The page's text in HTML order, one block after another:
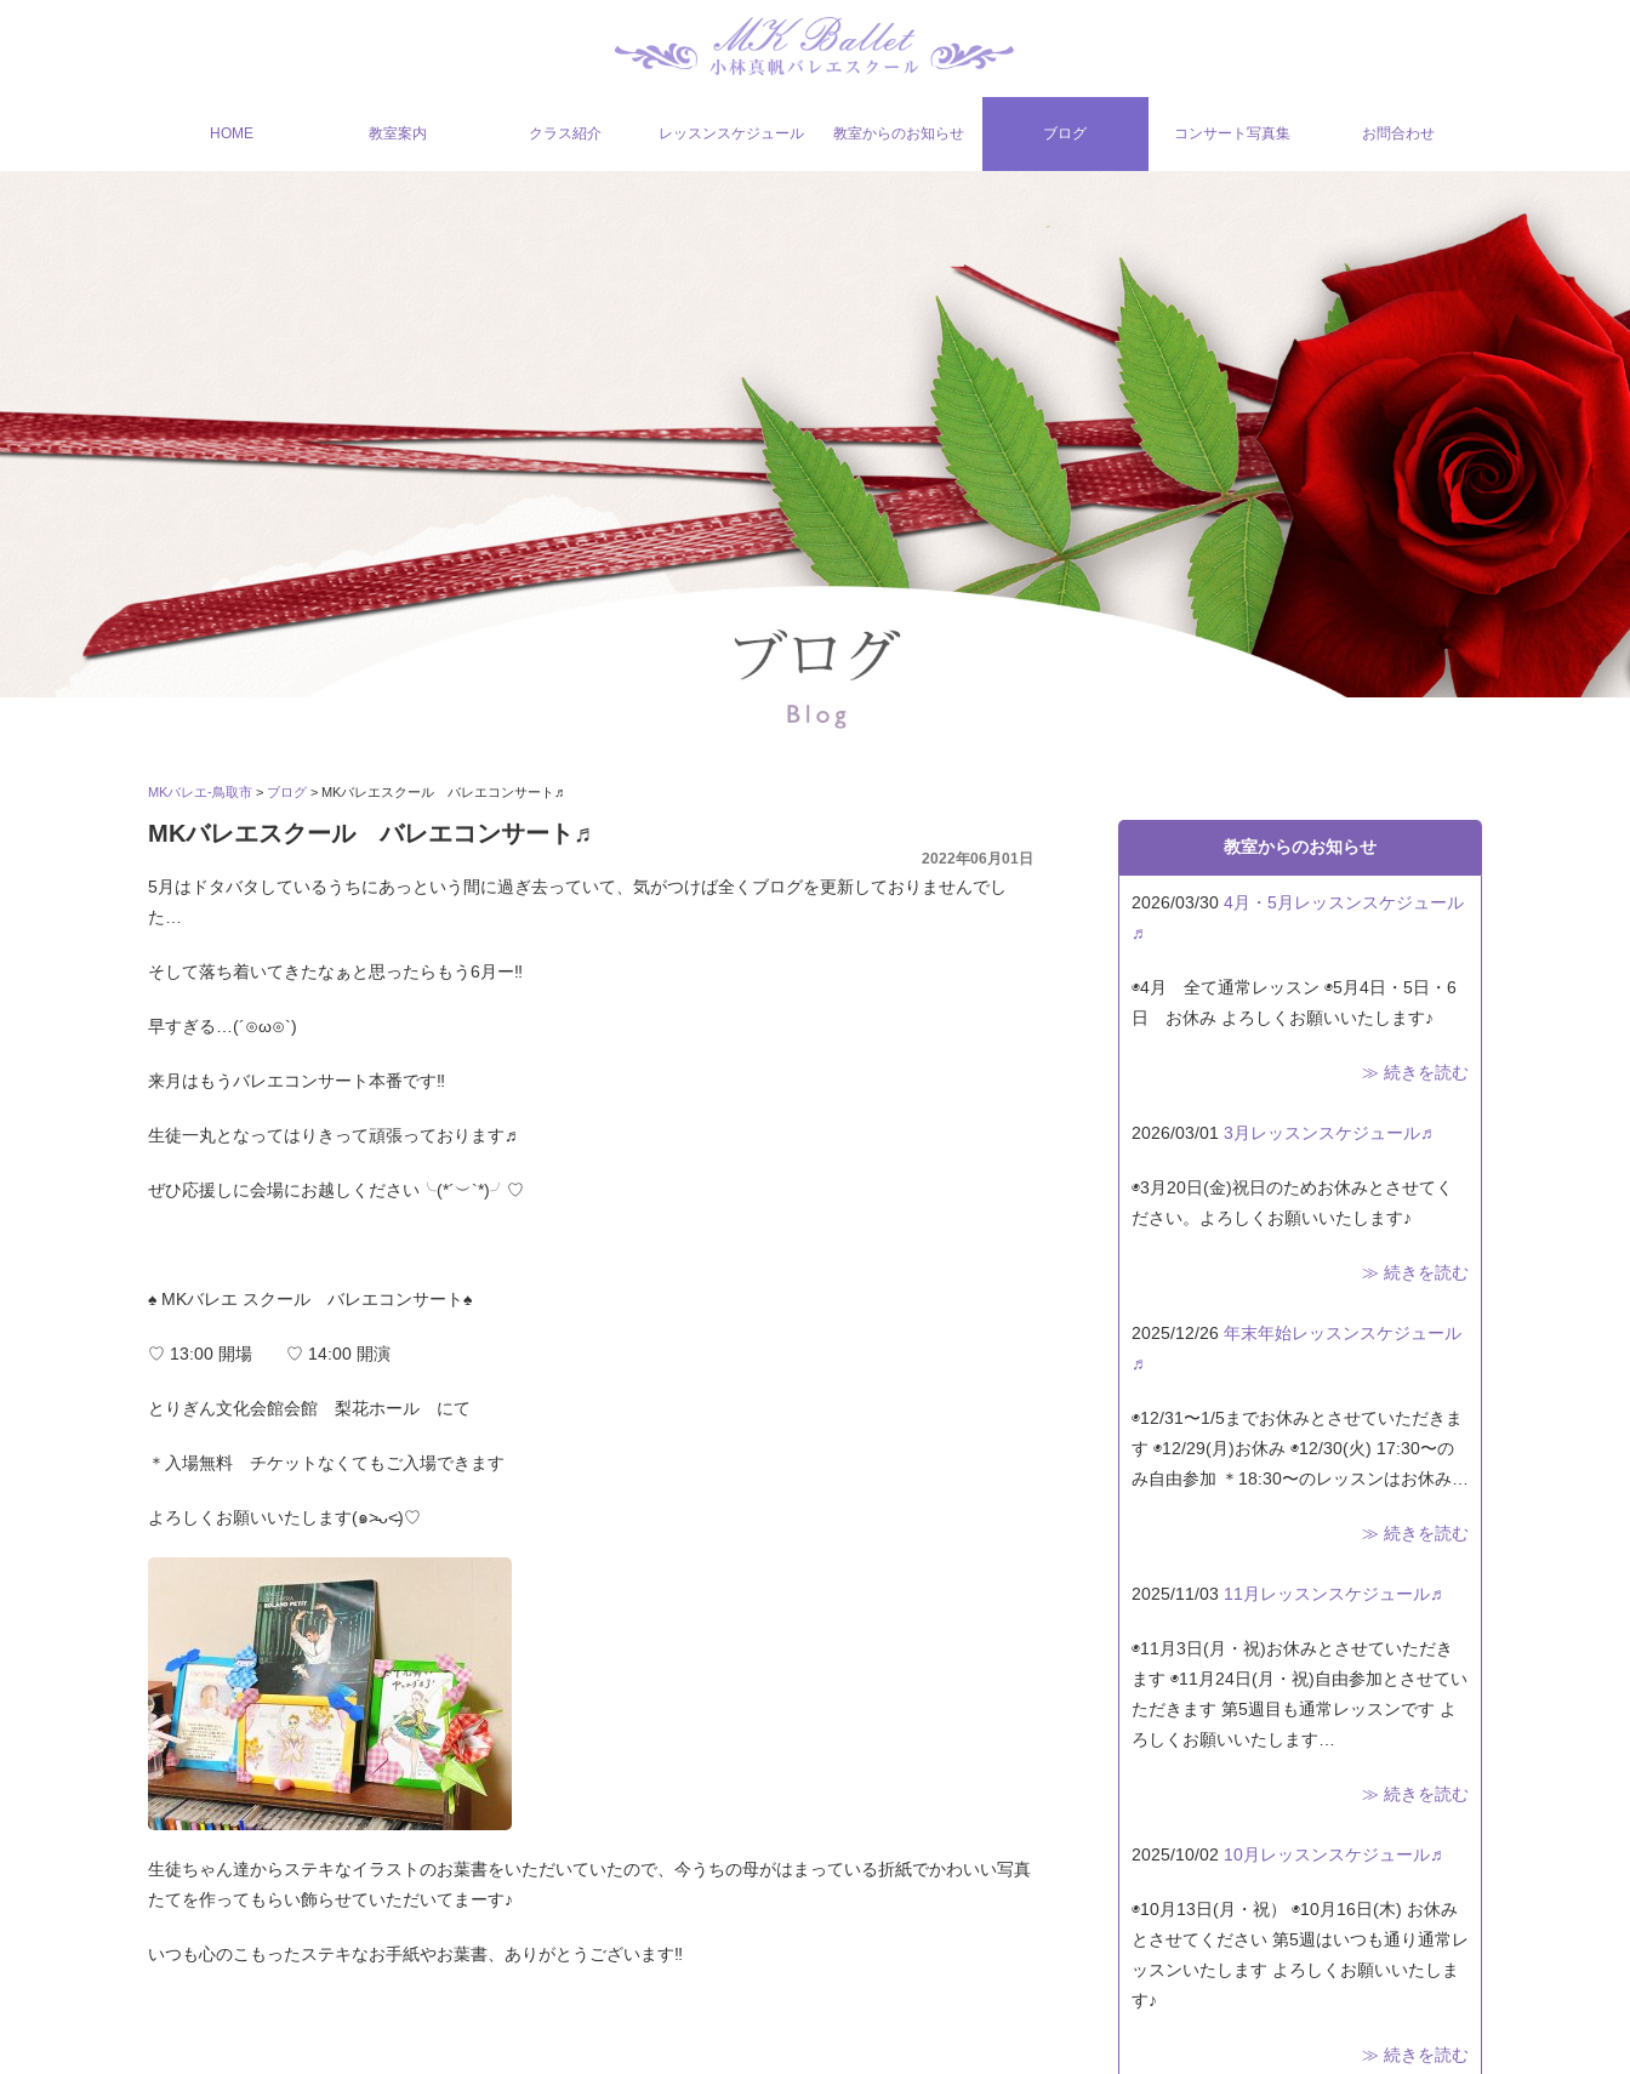
HOME 教室案内 クラス紹介 レッスンスケジュール 教室からのお知らせ ブログ コンサート写真集 お問合わせ
MKバレエ-鳥取市 > ブログ > MKバレエスクール バレエコンサート♬
MKバレエスクール バレエコンサート♬
2022年06月01日
5月はドタバタしているうちにあっという間に過ぎ去っていて、気がつけば全くブログを更新しておりませんでし
た…
そして落ち着いてきたなぁと思ったらもう6月ー‼︎
早すぎる…(´⊙ω⊙`)
来月はもうバレエコンサート本番です‼︎
生徒一丸となってはりきって頑張っております♬
ぜひ応援しに会場にお越しください╰(*´︶`*)╯♡
♠️ MKバレエ スクール バレエコンサート♠️
♡ 13:00 開場 ♡ 14:00 開演
とりぎん文化会館会館 梨花ホール にて
＊入場無料 チケットなくてもご入場できます
よろしくお願いいたします(๑˃̵ᴗ˂̵)♡
生徒ちゃん達からステキなイラストのお葉書をいただいていたので、今うちの母がはまっている折紙でかわいい写真
たてを作ってもらい飾らせていただいてまーす♪
いつも心のこもったステキなお手紙やお葉書、ありがとうございます‼︎
教室からのお知らせ
2026/03/30 4月・5月レッスンスケジュール
♬
◉4月 全て通常レッスン ◉5月4日・5日・6
日 お休み よろしくお願いいたします♪
≫ 続きを読む
2026/03/01 3月レッスンスケジュール♬
◉3月20日(金)祝日のためお休みとさせてく
ださい。よろしくお願いいたします♪
≫ 続きを読む
2025/12/26 年末年始レッスンスケジュール
♬
◉12/31〜1/5までお休みとさせていただきま
す ◉12/29(月)お休み ◉12/30(火) 17:30〜の
み自由参加 ＊18:30〜のレッスンはお休み…
≫ 続きを読む
2025/11/03 11月レッスンスケジュール♬
◉11月3日(月・祝)お休みとさせていただき
ます ◉11月24日(月・祝)自由参加とさせてい
ただきます 第5週目も通常レッスンです よ
ろしくお願いいたします…
≫ 続きを読む
2025/10/02 10月レッスンスケジュール♬
◉10月13日(月・祝） ◉10月16日(木) お休み
とさせてください 第5週はいつも通り通常レ
ッスンいたします よろしくお願いいたしま
す♪
≫ 続きを読む